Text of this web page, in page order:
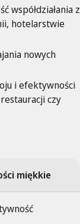
współdziałania z
hotelarstwie
nowych
i efektywności
czy
miękkie